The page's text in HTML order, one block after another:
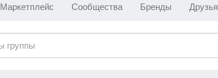
Маркетплейс Сообщества Бренды Друзья